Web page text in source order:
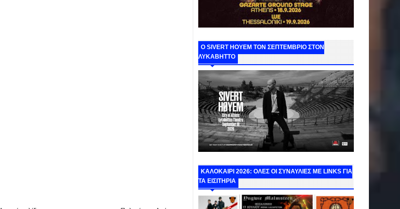
Ο SIVERT HOYEM ΤΟΝ ΣΕΠΤΕΜΒΡΙΟ ΣΤΟΝ
ΛΥΚΑΒΗΤΤΟ
ΚΑΛΟΚΑΙΡΙ 2026: ΟΛΕΣ ΟΙ ΣΥΝΑΥΛΙΕΣ ΜΕ LINKS ΓΙΑ
ΤΑ ΕΙΣΙΤΗΡΙΑ